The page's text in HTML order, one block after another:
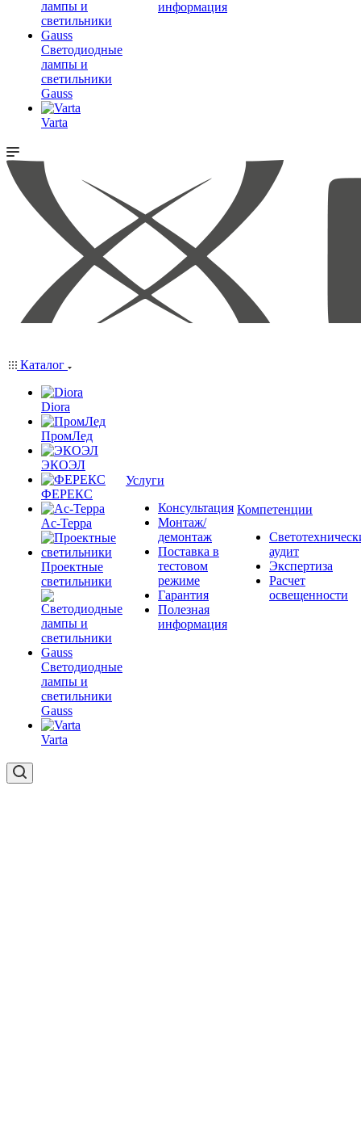
Светодиодные
лампы и
светильники
Gauss
Varta
информация
Каталог
Diora
ПромЛед
ЭКОЭЛ
ФЕРЕКС
Ас-Терра
Проектные
светильники
Светодиодные
лампы и
светильники
Gauss
Varta
Услуги
Консультация
Монтаж/
демонтаж
Поставка в
тестовом
режиме
Гарантия
Полезная
информация
Компетенции
аудит
Экспертиза
Расчет
освещенности